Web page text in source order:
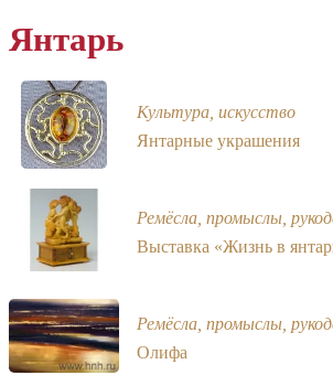
Янтарь
Культура, искусство
Янтарные украшения
Ремёсла, промыслы,
Выставка «Жизнь в
Ремёсла, промыслы,
Олифа